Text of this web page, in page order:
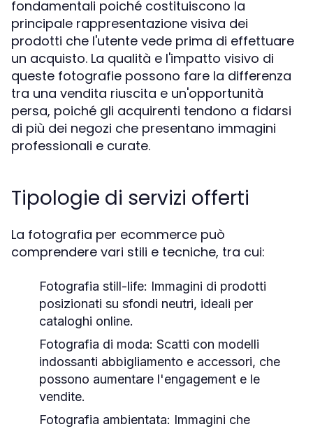
fondamentali poiché costituiscono la
principale rappresentazione visiva dei
prodotti che l'utente vede prima di effettuare
un acquisto. La qualità e l'impatto visivo di
queste fotografie possono fare la differenza
tra una vendita riuscita e un'opportunità
persa, poiché gli acquirenti tendono a fidarsi
di più dei negozi che presentano immagini
professionali e curate.
Tipologie di servizi offerti
La fotografia per ecommerce può
comprendere vari stili e tecniche, tra cui:
Fotografia still-life: Immagini di prodotti
posizionati su sfondi neutri, ideali per
cataloghi online.
Fotografia di moda: Scatti con modelli
indossanti abbigliamento e accessori, che
possono aumentare l'engagement e le
vendite.
Fotografia ambientata: Immagini che